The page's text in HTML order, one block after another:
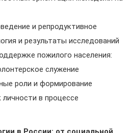
и репродуктивное
и результаты исследований
пожилого населения:
служение
роли и формирование
в процессе